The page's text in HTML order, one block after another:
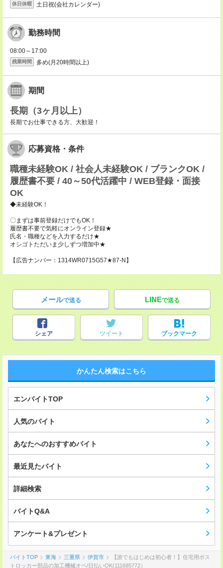
休日休暇 土日祝(会社カレンダー)
勤務時間
08:00～17:00
残業時間 多め(月20時間以上)
期間
長期（3ヶ月以上）
長期でお仕事できる方、大歓迎！
応募資格・条件
職種未経験OK / 社会人未経験OK / ブランクOK /
履歴書不要 / 40～50代活躍中 / WEB登録・面接
OK
◆未経験OK！
〇まずは事前登録だけでもOK！
履歴書不要で気軽にオンライン登録★
氏名・職種などを入力するだけ★
オシゴトただいま少しずつ増加中★
【広告ナンバー：1314WR0715G57★87-N】
メールで送る LINEで送る
シェア ツイート ブックマーク
かんたん検索はこちら
エンバイトTOP
人気のバイト
あなたへのおすすめバイト
最近見たバイト
詳細検索
バイトQ&A
アンケート&プレゼント
バイトTOP 東海 三重県 伊賀市
【誰でもはじめは初心者！】住宅用ポス
トロッカー部品の加工機械オペ/日払いOK(111685772）